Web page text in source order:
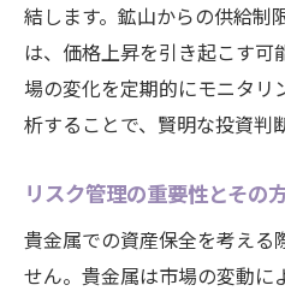
結します。鉱山からの供給制
は、価格上昇を引き起こす可
場の変化を定期的にモニタリ
析することで、賢明な投資判
リスク管理の重要性とその
貴金属での資産保全を考える
せん。貴金属は市場の変動に